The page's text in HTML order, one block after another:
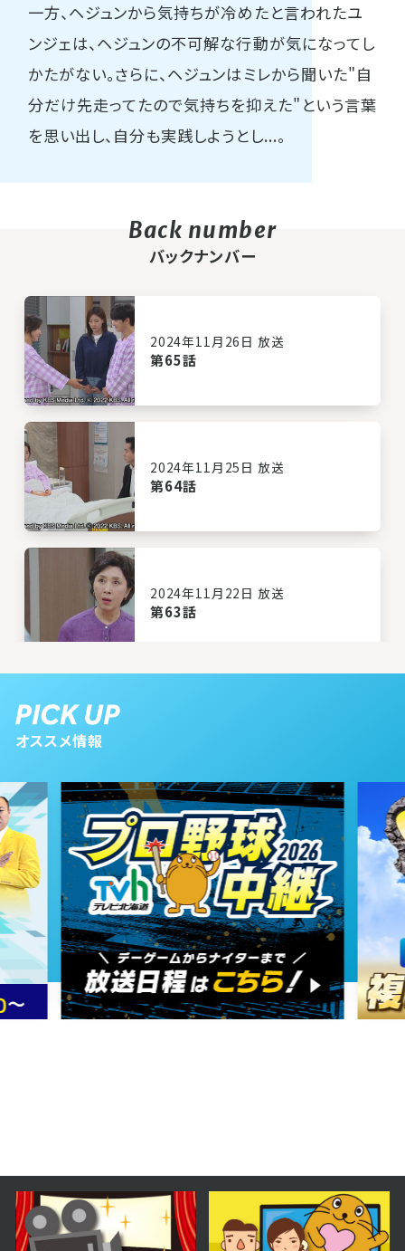
一方、ヘジュンから気持ちが冷めたと言われたユ
ンジェは、ヘジュンの不可解な行動が気になってし
かたがない。さらに、ヘジュンはミレから聞いた"自
分だけ先走ってたので気持ちを抑えた"という言葉
を思い出し、自分も実践しようとし...。
バックナンバー
2024年11月26日 放送
第65話
2024年11月25日 放送
第64話
2024年11月22日 放送
第63話
2024年11月20日 放送
第61話
2024年11月19日 放送
第60話
2024年11月15日 放送
第58話
オススメ情報